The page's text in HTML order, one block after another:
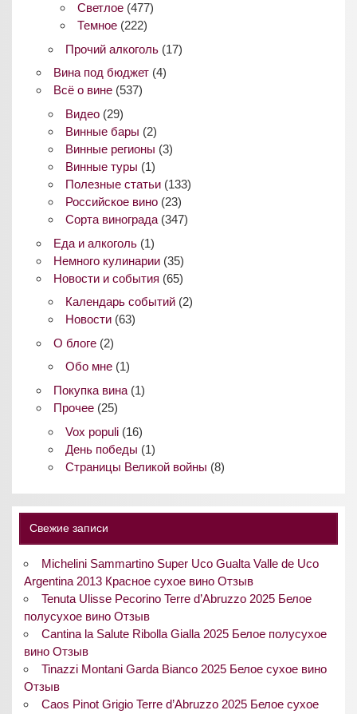
Светлое (477)
Темное (222)
Прочий алкоголь(17)
Вина под бюджет(4)
Всё о вине(537)
Видео(29)
Винные бары (2)
Винные регионы (3)
Винные туры (1)
Полезные статьи(133)
Российское вино(23)
Сорта винограда(347)
Еда и алкоголь(1)
Немного кулинарии(35)
Новости и события (65)
Календарь событий(2)
Новости(63)
О блоге(2)
Обо мне(1)
Покупка вина(1)
Прочее(25)
Vox populi(16)
День победы (1)
Страницы Великой войны (8)
Свежие записи
Michelini Sammartino Super Uco Gualta Valle de Uco
Argentina 2013 Красное сухое вино Отзыв
Tenuta Ulisse Pecorino Terre d’Abruzzo 2025 Белое
полусухое вино Отзыв
Cantina la Salute Ribolla Gialla 2025 Белое полусухое
вино Отзыв
Tinazzi Montani Garda Bianco 2025 Белое сухое вино
Отзыв
Caos Pinot Grigio Terre d’Abruzzo 2025 Белое сухое